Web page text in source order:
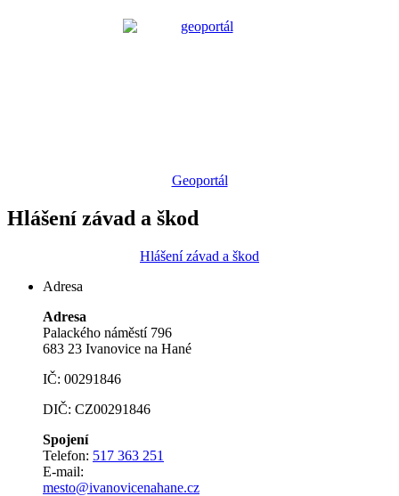
Geoportál
Hlášení závad a škod
Hlášení závad a škod
Adresa
Adresa
Palackého náměstí 796
683 23 Ivanovice na Hané
IČ: 00291846
DIČ: CZ00291846
Spojení
Telefon: 517 363 251
E-mail:
mesto@ivanovicenahane.cz